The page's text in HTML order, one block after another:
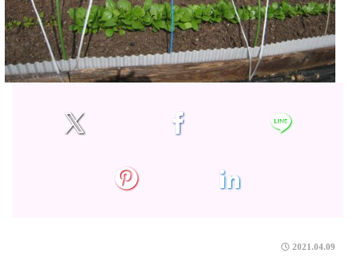
2021.04.09